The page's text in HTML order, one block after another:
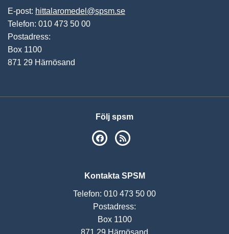
E-post: hittalaromedel@spsm.se
Telefon: 010 473 50 00
Postadress:
Box 1100
871 29 Härnösand
Följ spsm
SPSM på Facebook
Kontakta SPSM
Telefon: 010 473 50 00
Postadress:
Box 1100